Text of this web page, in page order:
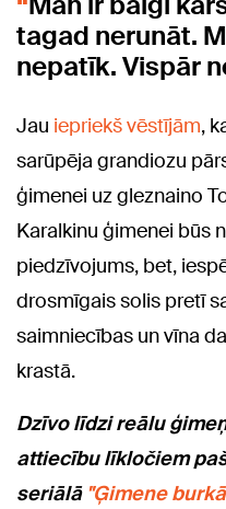
tagad nerunāt.
nepatīk. Vispār
Jau iepriekš vēstījām,
sarūpēja grandiozu
ģimenei uz gleznaino
Karalkinu ģimenei būs
piedzīvojums, bet,
drosmīgais solis pretī
saimniecības un vīna
krastā.
Dzīvo līdzi reālu
attiecību līkločiem
seriālā "Ģimene